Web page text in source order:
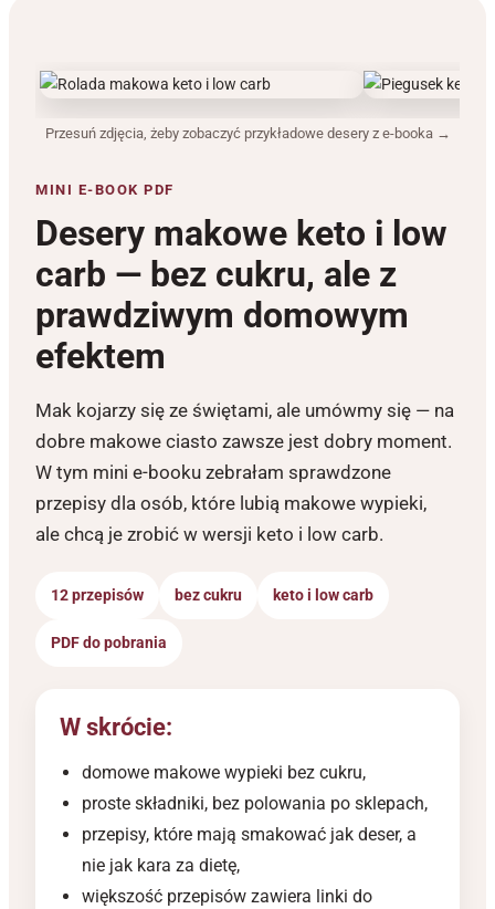
Przesuń zdjęcia, żeby zobaczyć przykładowe desery z e-booka →
MINI E-BOOK PDF
Desery makowe keto i low
carb — bez cukru, ale z
prawdziwym domowym
efektem
Mak kojarzy się ze świętami, ale umówmy się — na
dobre makowe ciasto zawsze jest dobry moment.
W tym mini e-booku zebrałam sprawdzone
przepisy dla osób, które lubią makowe wypieki,
ale chcą je zrobić w wersji keto i low carb.
12 przepisów bez cukru keto i low carb
PDF do pobrania
W skrócie:
domowe makowe wypieki bez cukru,
proste składniki, bez polowania po sklepach,
przepisy, które mają smakować jak deser, a
nie jak kara za dietę,
większość przepisów zawiera linki do